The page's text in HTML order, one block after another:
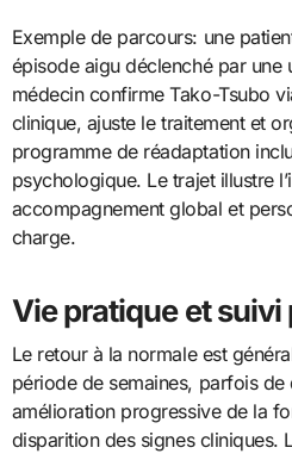
Exemple de parcours: une
épisode aigu déclenché par une
médecin confirme Tako-Tsubo
clinique, ajuste le traitement et
programme de réadaptation
psychologique. Le trajet illustre
accompagnement global et
charge.
Vie pratique et suivi
Le retour à la normale est généralement observé sur une
période de semaines, parfois
amélioration progressive de la
disparition des signes cliniques.